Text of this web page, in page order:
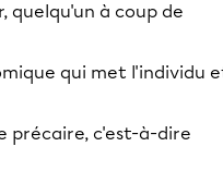
quelqu'un à coup de
qui met l'individu
précaire, c'est-à-dire